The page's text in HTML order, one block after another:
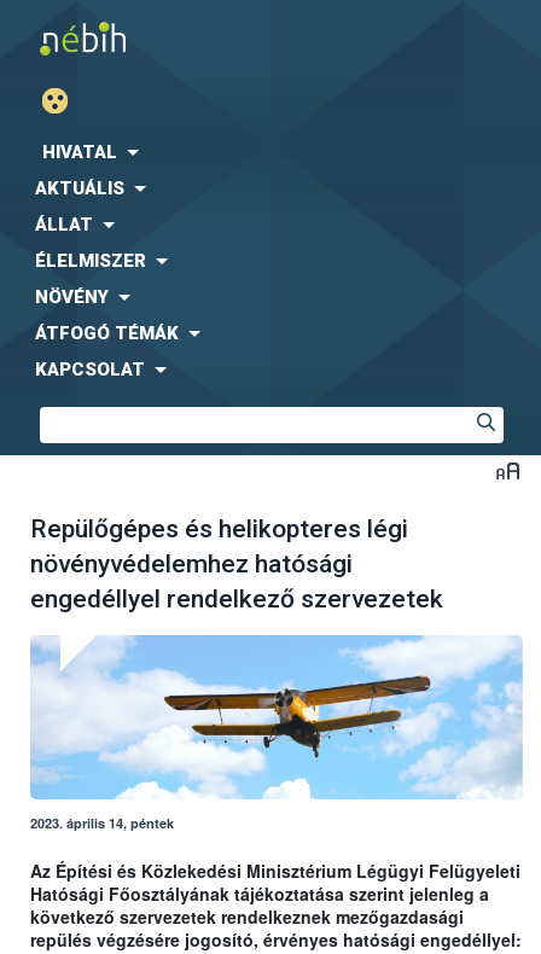
HIVATAL
AKTUÁLIS
ÁLLAT
ÉLELMISZER
NÖVÉNY
ÁTFOGÓ TÉMÁK
KAPCSOLAT
Repülőgépes és helikopteres légi
növényvédelemhez hatósági
engedéllyel rendelkező szervezetek
2023. április 14, péntek
Az Építési és Közlekedési Minisztérium Légügyi Felügyeleti
Hatósági Főosztályának tájékoztatása szerint jelenleg a
következő szervezetek rendelkeznek mezőgazdasági
repülés végzésére jogosító, érvényes hatósági engedéllyel: